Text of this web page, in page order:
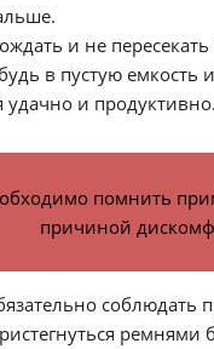
и не пересекать
в пустую емкость
и продуктивно.
помнить
причиной
соблюдать